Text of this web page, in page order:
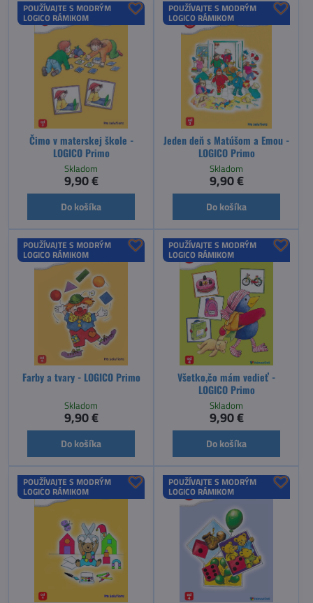
POUŽÍVAJTE S MODRÝM
LOGICO RÁMIKOM
Čimo v materskej škole -
LOGICO Primo
Skladom
9,90 €
Do košíka
POUŽÍVAJTE S MODRÝM
LOGICO RÁMIKOM
Jeden deň s Matúšom a Emou -
LOGICO Primo
Skladom
9,90 €
Do košíka
POUŽÍVAJTE S MODRÝM
LOGICO RÁMIKOM
Farby a tvary - LOGICO Primo
Skladom
9,90 €
Do košíka
POUŽÍVAJTE S MODRÝM
LOGICO RÁMIKOM
Všetko,čo mám vedieť -
LOGICO Primo
Skladom
9,90 €
Do košíka
POUŽÍVAJTE S MODRÝM
LOGICO RÁMIKOM
POUŽÍVAJTE S MODRÝM
LOGICO RÁMIKOM